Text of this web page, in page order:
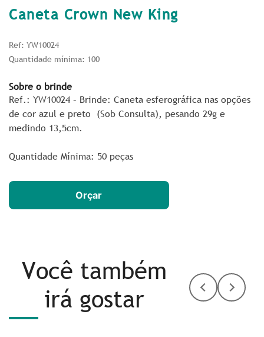
Caneta Crown New King
Ref: YW10024
Quantidade mínima: 100
Sobre o brinde
Ref.: YW10024 – Brinde: Caneta esferográfica nas opções
de cor azul e preto (Sob Consulta), pesando 29g e
medindo 13,5cm.
Quantidade Mínima: 50 peças
Orçar
Você também
irá gostar